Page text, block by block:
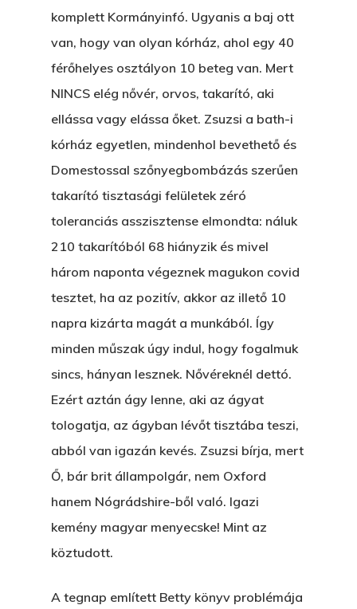
komplett Kormányinfó. Ugyanis a baj ott
van, hogy van olyan kórház, ahol egy 40
férőhelyes osztályon 10 beteg van. Mert
NINCS elég nővér, orvos, takarító, aki
ellássa vagy elássa őket. Zsuzsi a bath-i
kórház egyetlen, mindenhol bevethető és
Domestossal szőnyegbombázás szerűen
takarító tisztasági felületek zéró
toleranciás asszisztense elmondta: náluk
210 takarítóból 68 hiányzik és mivel
három naponta végeznek magukon covid
tesztet, ha az pozitív, akkor az illető 10
napra kizárta magát a munkából. Így
minden műszak úgy indul, hogy fogalmuk
sincs, hányan lesznek. Nővéreknél dettó.
Ezért aztán ágy lenne, aki az ágyat
tologatja, az ágyban lévőt tisztába teszi,
abból van igazán kevés. Zsuzsi bírja, mert
Ő, bár brit állampolgár, nem Oxford
hanem Nógrádshire-ből való. Igazi
kemény magyar menyecske! Mint az
köztudott.
A tegnap említett Betty könyv problémája
Akkor És Ott
KI-BEJÁRAT
És Akkor A Balta
A Pitli
Pofád, Az Van!
Egy Be-Fektetést,
FELICITÁ
Egy Világbajnokságot,
VOLT EGYSZER EGY
ÁRULÓ!
A Kaszinó
AZ IGAZI AJÁNDÉK
Hírek
Wow Look At This!
About Salient
The Castle
Unit 345
2500 Castle Dr
Manhattan, NY
T:
+216 (0)40 3629
E: